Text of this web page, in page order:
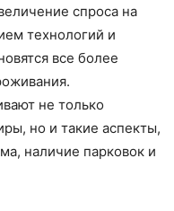
спроса на
технологий и
все более
не только
но и такие аспекты,
наличие парковок и